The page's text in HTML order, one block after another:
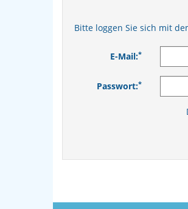
Bitte loggen Sie sich mit
E-Mail:*
Passwort:*